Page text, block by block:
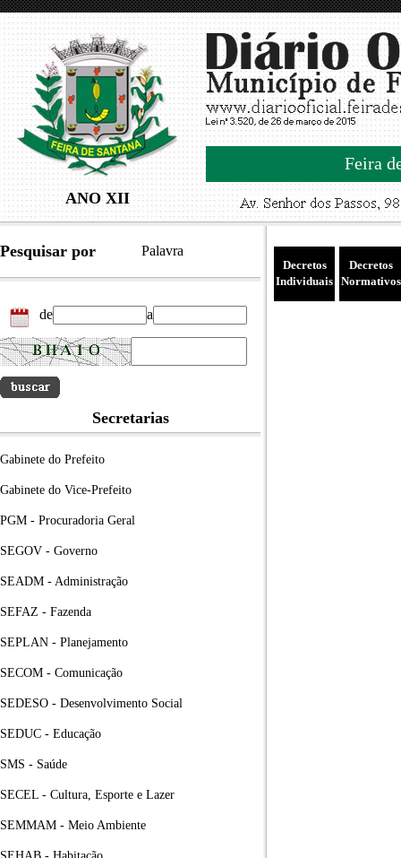
ANO XII
Feira
Pesquisar por Palavra
de a
Secretarias
Gabinete do Prefeito
Gabinete do Vice-Prefeito
PGM - Procuradoria Geral
SEGOV - Governo
SEADM - Administração
SEFAZ - Fazenda
SEPLAN - Planejamento
SECOM - Comunicação
SEDESO - Desenvolvimento Social
SEDUC - Educação
SMS - Saúde
SECEL - Cultura, Esporte e Lazer
SEMMAM - Meio Ambiente
Decretos
Individuais
Decretos
Normativos